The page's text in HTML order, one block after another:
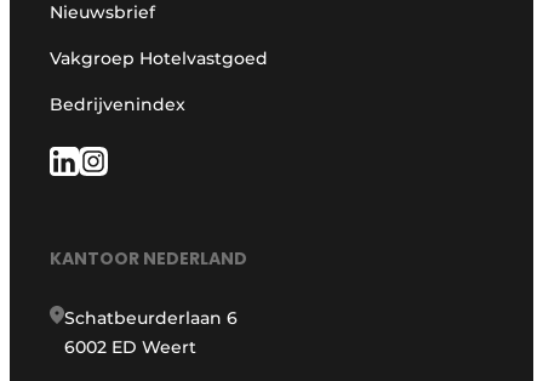
Nieuwsbrief
Vakgroep Hotelvastgoed
Bedrijvenindex
KANTOOR NEDERLAND
Schatbeurderlaan 6
6002 ED Weert